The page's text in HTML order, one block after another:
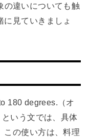
の違いについても触
見ていきましょ
180 degrees.（オ
いう文では、具体
この使い方は、料理